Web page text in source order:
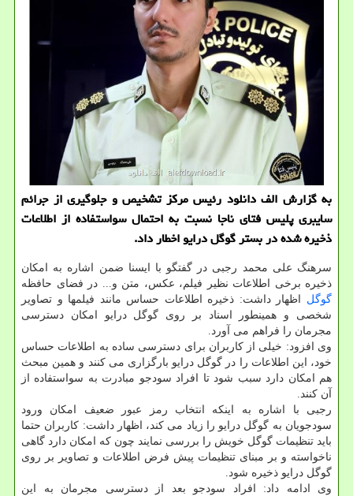
به گزارش الف دانلود رئیس مرکز تشخیص و جلوگیری از جرائم
سایبری پلیس فتای ناجا نسبت به احتمال سواستفاده از اطلاعات
ذخیره شده در بستر گوگل درایو اخطار داد.
سرهنگ علی محمد رجبی در گفتگو با ایسنا ضمن اشاره به امکان
ذخیره برخی اطلاعات نظیر فیلم، عکس، متن و... در فضای حافظه
گوگل اظهار داشت: ذخیره اطلاعات حساس مانند فیلمها و تصاویر
شخصی و همینطور اسناد بر روی گوگل درایو امکان دسترسی
مجرمان را فراهم می آورد.
وی افزود: خیلی از کاربران برای دسترسی ساده به اطلاعات حساس
خود، این اطلاعات را در گوگل درایو بارگزاری می کنند و همین مبحث
هم امکان دارد سبب شود تا افراد سودجو مبادرت به سواستفاده از
آن کنند.
رجبی با اشاره به اینکه انتخاب رمز عبور ضعیف امکان ورود
سودجویان به گوگل درایو را زیاد می کند، اظهار داشت: کاربران حتما
باید تنظیمات گوگل خویش را بررسی نمایند چون که امکان دارد گاهی
ناخواسته و بر مبنای تنظیمات پیش فرض اطلاعات و تصاویر بر روی
گوگل درایو ذخیره شود.
وی ادامه داد: افراد سودجو بعد از دسترسی مجرمان به این